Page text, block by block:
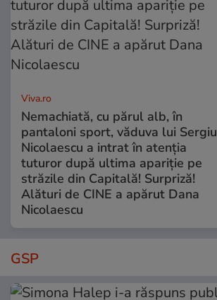
Viva.ro
Nemachiată, cu părul alb, în
pantaloni sport, văduva lui Sergiu
Nicolaescu a intrat în atenția
tuturor după ultima apariție pe
străzile din Capitală! Surpriză!
Alături de CINE a apărut Dana
Nicolaescu
GSP